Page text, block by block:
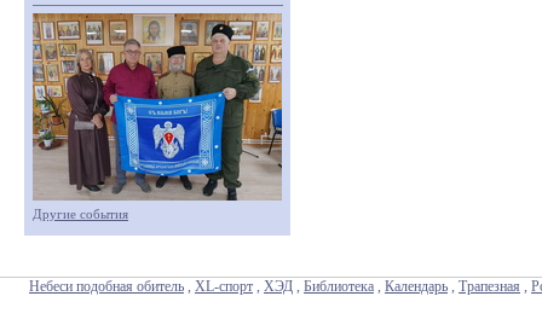
Другие события
Небеси подобная обитель , XL-спорт , ХЭД , Библиотека , Календарь , Трапезная ,